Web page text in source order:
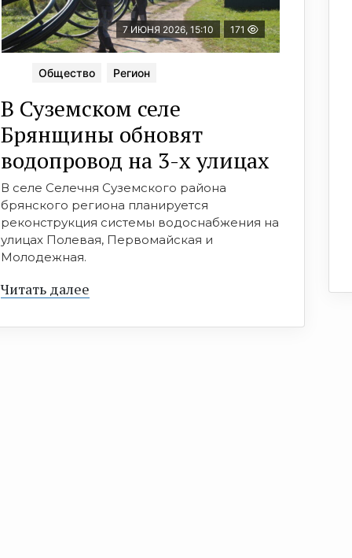
7 ИЮНЯ 2026, 15:10 171
Общество Регион
В Суземском селе
Брянщины обновят
водопровод на 3-х улицах
В селе Селечня Суземского района
брянского региона планируется
реконструкция системы водоснабжения на
улицах Полевая, Первомайская и
Молодежная.
Читать далее